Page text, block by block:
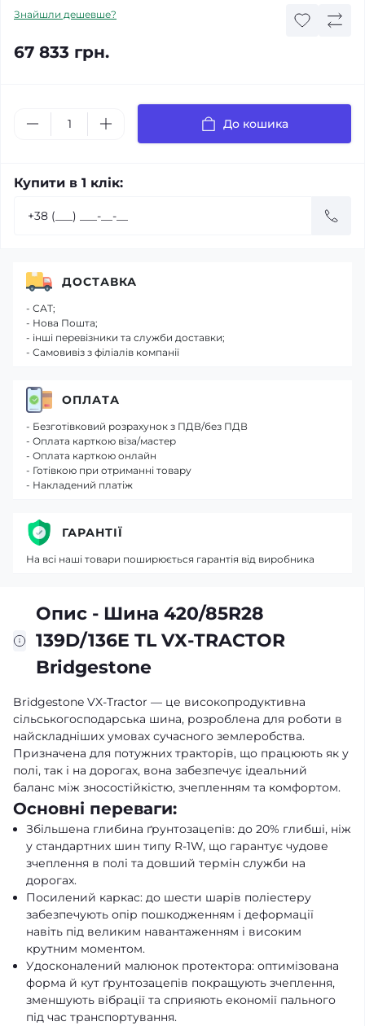
Знайшли дешевше?
67 833 грн.
До кошика
Купити в 1 клік:
Опис - Шина 420/85R28
139D/136E TL VХ-TRACTOR
Bridgestone
Bridgestone VX-Tractor — це високопродуктивна
сільськогосподарська шина, розроблена для роботи в
найскладніших умовах сучасного землеробства.
Призначена для потужних тракторів, що працюють як у
полі, так і на дорогах, вона забезпечує ідеальний
баланс між зносостійкістю, зчепленням та комфортом.
Основні переваги:
Збільшена глибина ґрунтозацепів: до 20% глибші, ніж
у стандартних шин типу R-1W, що гарантує чудове
зчеплення в полі та довший термін служби на
дорогах.
Посилений каркас: до шести шарів поліестеру
забезпечують опір пошкодженням і деформації
навіть під великим навантаженням і високим
крутним моментом.
Удосконалений малюнок протектора: оптимізована
форма й кут ґрунтозацепів покращують зчеплення,
зменшують вібрації та сприяють економії пального
під час транспортування.
ДОСТАВКА
- САТ;
- Нова Пошта;
- інші перевізники та служби доставки;
- Самовивіз з філіалів компанії
ОПЛАТА
- Безготівковий розрахунок з ПДВ/без ПДВ
- Оплата карткою віза/мастер
- Оплата карткою онлайн
- Готівкою при отриманні товару
- Накладений платіж
ГАРАНТІЇ
На всі наші товари поширюється гарантія від виробника